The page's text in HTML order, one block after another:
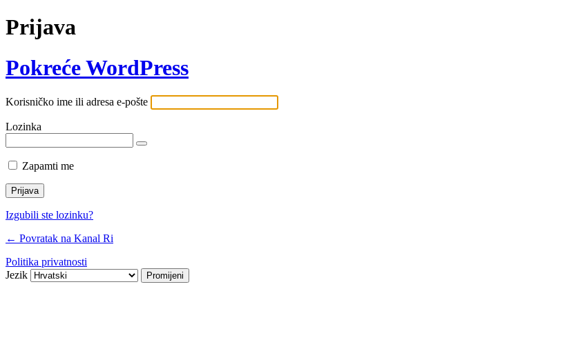
Prijava
Pokreće WordPress
Korisničko ime ili adresa e-pošte
Lozinka
Zapamti me
Izgubili ste lozinku?
← Povratak na Kanal Ri
Politika privatnosti
Jezik